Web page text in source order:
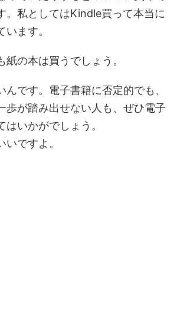
。私としてはKindle買って本当に
います。
紙の本は買うでしょう。
んです。電子書籍に否定的でも、
歩が踏み出せない人も、ぜひ電子
いかがでしょう。
ですよ。